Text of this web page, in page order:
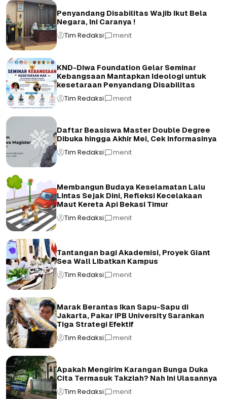
Penyandang Disabilitas Wajib Ikut Bela
Negara, Ini Caranya !
Tim Redaksi menit
KND-Diwa Foundation Gelar Seminar
Kebangsaan Mantapkan Ideologi untuk
kesetaraan Penyandang Disabilitas
Tim Redaksi menit
Daftar Beasiswa Master Double Degree
Dibuka hingga Akhir Mei, Cek Informasinya
Tim Redaksi menit
Membangun Budaya Keselamatan Lalu
Lintas Sejak Dini, Refleksi Kecelakaan
Maut Kereta Api Bekasi Timur
Tim Redaksi menit
Tantangan bagi Akademisi, Proyek Giant
Sea Wall Libatkan Kampus
Tim Redaksi menit
Marak Berantas Ikan Sapu-Sapu di
Jakarta, Pakar IPB University Sarankan
Tiga Strategi Efektif
Tim Redaksi menit
Apakah Mengirim Karangan Bunga Duka
Cita Termasuk Takziah? Nah Ini Ulasannya
Tim Redaksi menit